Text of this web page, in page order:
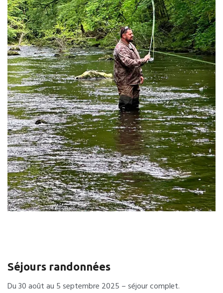
Séjours randonnées
Du 30 août au 5 septembre 2025 – séjour complet.